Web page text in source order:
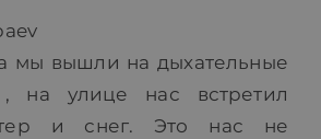
мы вышли на дыхательные
, на улице нас встретил
и снег. Это нас не